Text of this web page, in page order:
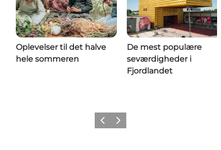
Oplevelser til det halve
hele sommeren
De mest populære
seværdigheder i
Fjordlandet
Forrige billede
Næste billede